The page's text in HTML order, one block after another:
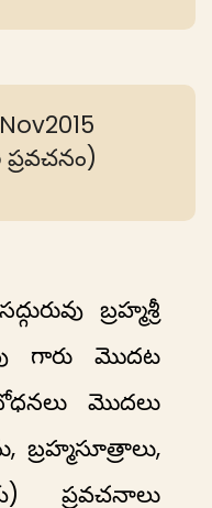
బ్రహ్మశ్రీ
గారు మొదట
మొదలు
బ్రహ్మసూత్రాలు,
ప్రవచనాలు